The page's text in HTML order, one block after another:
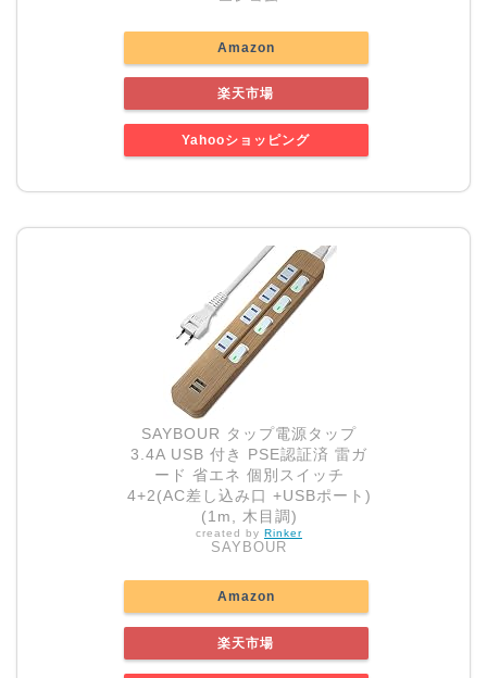
Amazon
楽天市場
Yahooショッピング
SAYBOUR タップ電源タップ
3.4A USB 付き PSE認証済 雷ガ
ード 省エネ 個別スイッチ
4+2(AC差し込み口 +USBポート)
(1m, 木目調)
created by Rinker
SAYBOUR
Amazon
楽天市場